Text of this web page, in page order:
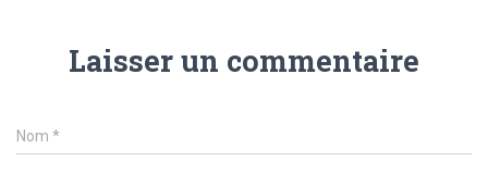
Laisser un commentaire
Nom *